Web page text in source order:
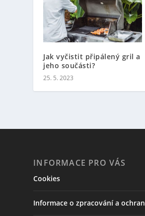
Jak vyčistit připálený gril a
jeho součásti?
25. 5. 2023
INFORMACE PRO VÁS
Cookies
Informace o zpracování a